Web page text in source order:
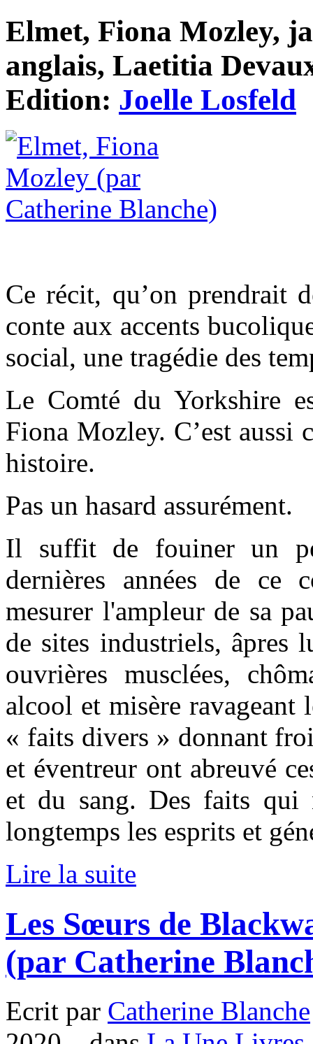
Elmet, Fiona Mozley,
anglais, Laetitia
Edition: Joelle Losfeld
Ce récit, qu’on prendrait
conte aux accents
social, une tragédie des
Le Comté du Yorkshire
Fiona Mozley. C’est aussi
histoire.
Pas un hasard assurément.
Il suffit de fouiner un
dernières années de ce
mesurer l'ampleur de sa
de sites industriels, âpres
ouvrières musclées,
alcool et misère ravageant
« faits divers » donnant
et éventreur ont abreuvé
et du sang. Des faits qui
longtemps les esprits et
Lire la suite
Les Sœurs de
(par Catherine
Ecrit par Catherine Blanche